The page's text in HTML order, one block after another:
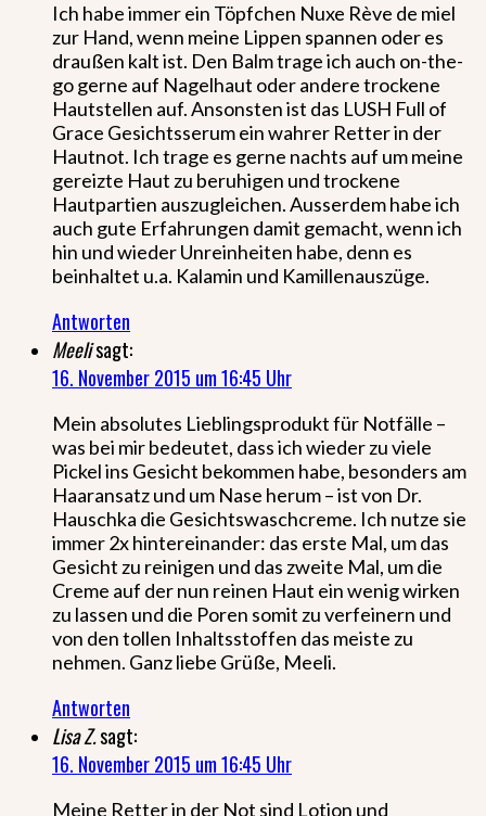
Ich habe immer ein Töpfchen Nuxe Rève de miel
zur Hand, wenn meine Lippen spannen oder es
draußen kalt ist. Den Balm trage ich auch on-the-
go gerne auf Nagelhaut oder andere trockene
Hautstellen auf. Ansonsten ist das LUSH Full of
Grace Gesichtsserum ein wahrer Retter in der
Hautnot. Ich trage es gerne nachts auf um meine
gereizte Haut zu beruhigen und trockene
Hautpartien auszugleichen. Ausserdem habe ich
auch gute Erfahrungen damit gemacht, wenn ich
hin und wieder Unreinheiten habe, denn es
beinhaltet u.a. Kalamin und Kamillenauszüge.
Antworten
Meelisagt:
16. November 2015 um 16:45 Uhr
Mein absolutes Lieblingsprodukt für Notfälle –
was bei mir bedeutet, dass ich wieder zu viele
Pickel ins Gesicht bekommen habe, besonders am
Haaransatz und um Nase herum – ist von Dr.
Hauschka die Gesichtswaschcreme. Ich nutze sie
immer 2x hintereinander: das erste Mal, um das
Gesicht zu reinigen und das zweite Mal, um die
Creme auf der nun reinen Haut ein wenig wirken
zu lassen und die Poren somit zu verfeinern und
von den tollen Inhaltsstoffen das meiste zu
nehmen. Ganz liebe Grüße, Meeli.
Antworten
Lisa Z.sagt:
16. November 2015 um 16:45 Uhr
Meine Retter in der Not sind Lotion und